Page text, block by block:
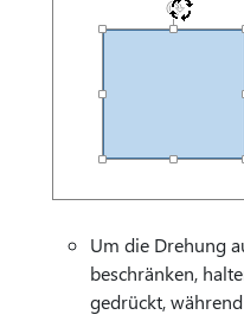
Um die Drehung
beschränken,
gedrückt,